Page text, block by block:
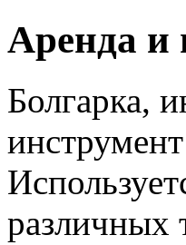
Аренда и
Болгарка,
различных